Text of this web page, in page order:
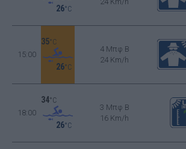
26°C
15:00
35°C
26°C
4 Μπφ B
24 Km/h
18:00
34°C
26°C
3 Μπφ B
16 Km/h